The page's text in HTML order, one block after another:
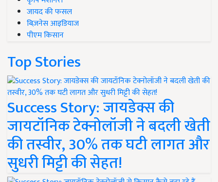
जायद की फसल
बिज़नेस आइडियाज
पीएम किसान
Top Stories
Success Story: जायडेक्स की
जायटॉनिक टेक्नोलॉजी ने बदली खेती
की तस्वीर, 30% तक घटी लागत और
सुधरी मिट्टी की सेहत!